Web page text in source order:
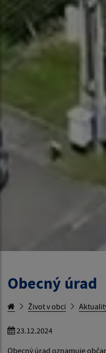
Obecný úrad
Život v obci
23.12.2024
Obecný úrad oznamuje